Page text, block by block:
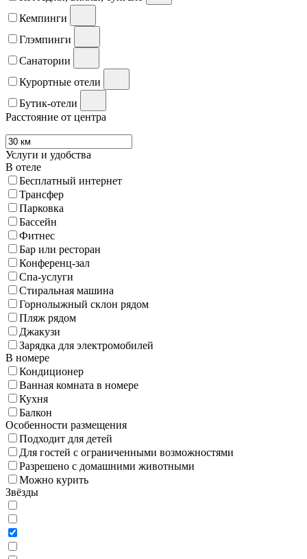
Кемпинги
Глэмпинги
Санатории
Курортные отели
Бутик-отели
Расстояние от центра
Услуги и удобства
В отеле
Бесплатный интернет
Трансфер
Парковка
Бассейн
Фитнес
Бар или ресторан
Конференц-зал
Спа-услуги
Стиральная машина
Горнолыжный склон рядом
Пляж рядом
Джакузи
Зарядка для электромобилей
В номере
Кондиционер
Ванная комната в номере
Кухня
Балкон
Особенности размещения
Подходит для детей
Для гостей с ограниченными возможностями
Разрешено с домашними животными
Можно курить
Звёзды